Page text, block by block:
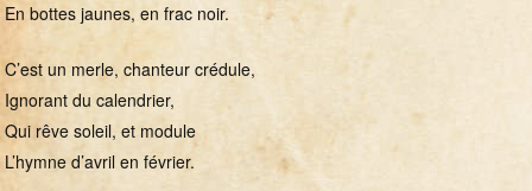
En bottes jaunes, en frac noir.
C’est un merle, chanteur crédule,
Ignorant du calendrier,
Qui rêve soleil, et module
L’hymne d’avril en février.